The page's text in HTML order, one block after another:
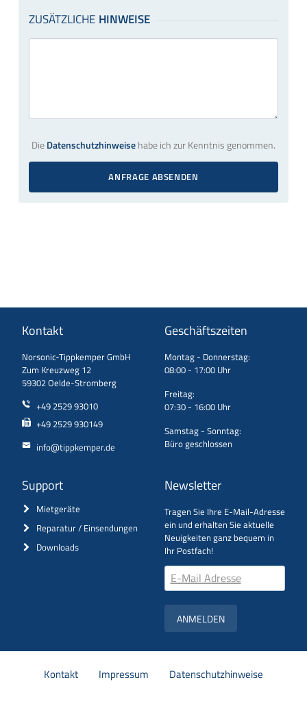
DieDatenschutzhinweisehabe ich zur Kenntnis genommen.
ANFRAGE ABSENDEN
Kontakt
Norsonic-Tippkemper GmbH
Zum Kreuzweg 12
59302 Oelde-Stromberg
+49 2529 93010
+49 2529 930149
info@tippkemper.de
Geschäftszeiten
Montag - Donnerstag:
08:00 - 17:00 Uhr
Freitag:
07:30 - 16:00 Uhr
Samstag - Sonntag:
Büro geschlossen
Support
Mietgeräte
Reparatur / Einsendungen
Downloads
Newsletter
Tragen Sie Ihre E-Mail-Adresse
ein und erhalten Sie aktuelle
Neuigkeiten ganz bequem in
Ihr Postfach!
ANMELDEN
Navigation
Kontakt Impressum Datenschutzhinweise